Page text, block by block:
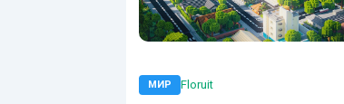
МИР Floruit